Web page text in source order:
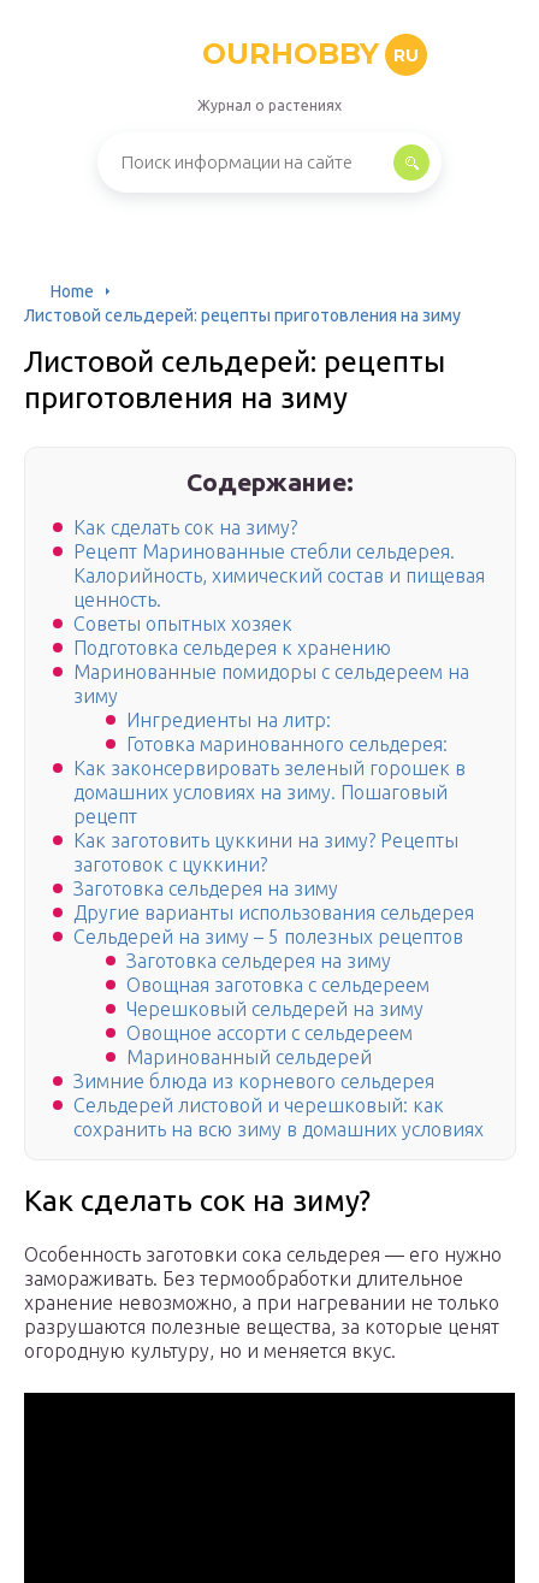
OURHOBBY RU
Журнал о растениях
Home
Листовой сельдерей: рецепты приготовления на зиму
Листовой сельдерей: рецепты
приготовления на зиму
Содержание:
Как сделать сок на зиму?
Рецепт Маринованные стебли сельдерея.
Калорийность, химический состав и пищевая
ценность.
Советы опытных хозяек
Подготовка сельдерея к хранению
Маринованные помидоры с сельдереем на
зиму
Ингредиенты на литр:
Готовка маринованного сельдерея:
Как законсервировать зеленый горошек в
домашних условиях на зиму. Пошаговый
рецепт
Как заготовить цуккини на зиму? Рецепты
заготовок с цуккини?
Заготовка сельдерея на зиму
Другие варианты использования сельдерея
Сельдерей на зиму – 5 полезных рецептов
Заготовка сельдерея на зиму
Овощная заготовка с сельдереем
Черешковый сельдерей на зиму
Овощное ассорти с сельдереем
Маринованный сельдерей
Зимние блюда из корневого сельдерея
Сельдерей листовой и черешковый: как
сохранить на всю зиму в домашних условиях
Как сделать сок на зиму?
Особенность заготовки сока сельдерея — его нужно
замораживать. Без термообработки длительное
хранение невозможно, а при нагревании не только
разрушаются полезные вещества, за которые ценят
огородную культуру, но и меняется вкус.